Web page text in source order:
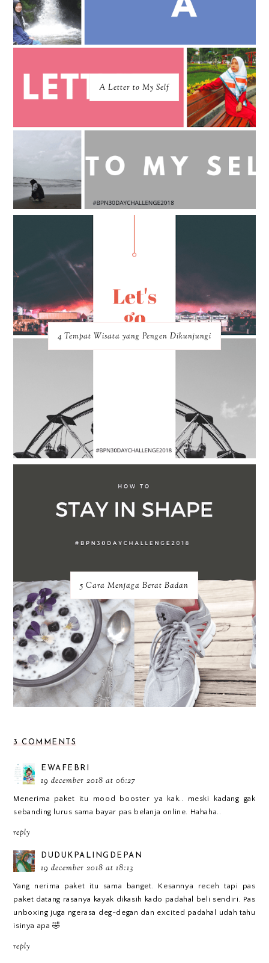
A Letter to My Self
4 Tempat Wisata yang Pengen Dikunjungi
5 Cara Menjaga Berat Badan
3 COMMENTS
EWAFEBRI
19 december 2018 at 06:27
Menerima paket itu mood booster ya kak.. meski kadang gak
sebanding lurus sama bayar pas belanja online. Hahaha..
reply
DUDUKPALINGDEPAN
19 december 2018 at 18:13
Yang nerima paket itu sama banget. Kesannya receh tapi pas
paket datang rasanya kayak dikasih kado padahal beli sendiri. Pas
unboxing juga ngerasa deg-degan dan excited padahal udah tahu
isinya apa 🤣
reply